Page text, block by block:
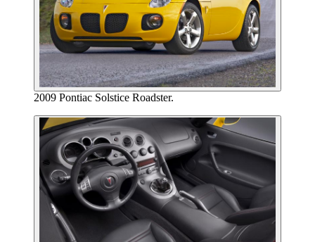
2009 Pontiac Solstice Roadster.